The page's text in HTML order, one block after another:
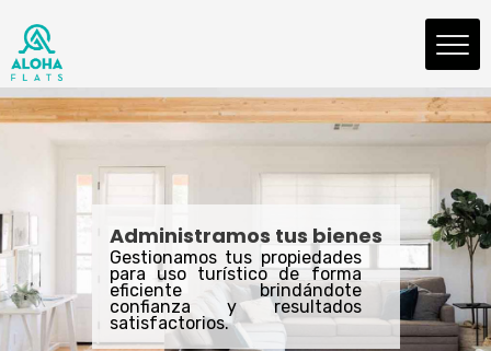
Administramos tus bienes
Gestionamos tus propiedades
para uso turístico de forma
eficiente brindándote
confianza y resultados
satisfactorios.